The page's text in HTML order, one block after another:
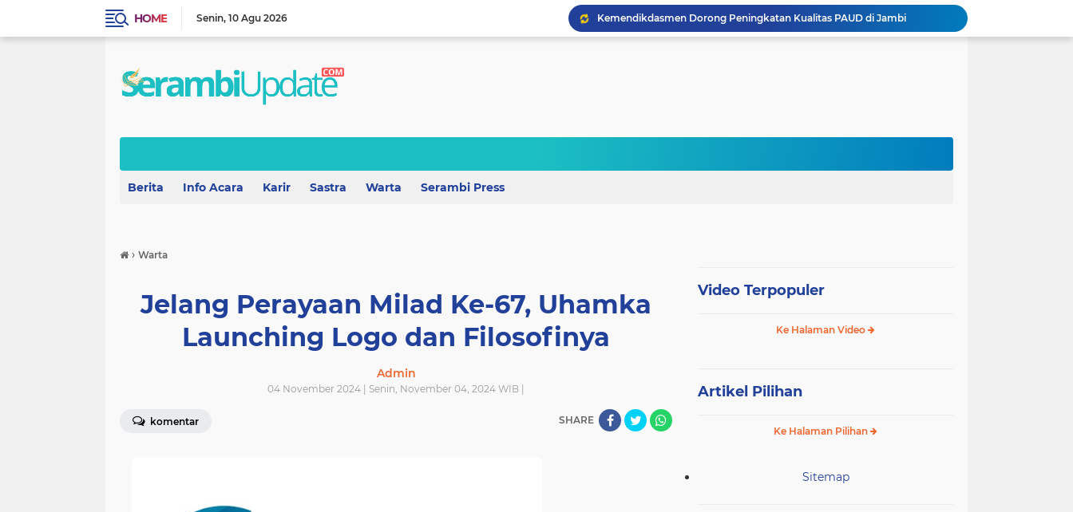
HOME Senin 10 Agu 2026
Kemendikdasmen Dorong Peningkatan Kualitas PAUD di Jambi
FPsi Uhamka Bersama APSI PTMA Sukses Menyelenggarakan Kompetisi Psikologi Internasional Perdana
Australia dan Kota Kupang Perkuat Kemitraan Tingkatkan Literasi Anak melalui Program INOVASI
Berita Info Acara Karir Sastra Warta Serambi Press
› Warta
Jelang Perayaan Milad Ke-67, Uhamka
Launching Logo dan Filosofinya
Admin
04 November 2024 | Senin, November 04, 2024 WIB |
komentar SHARE
Video Terpopuler
Ke Halaman Video
Artikel Pilihan
Ke Halaman Pilihan
Sitemap